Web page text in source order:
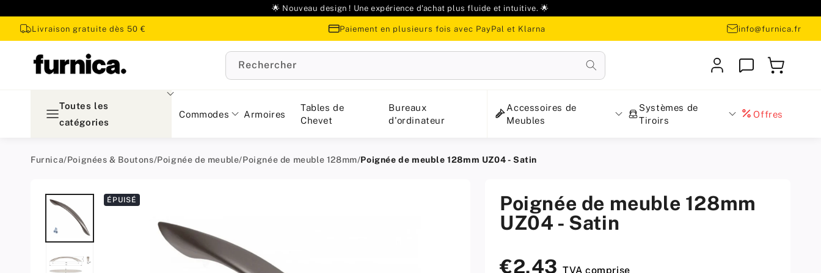
🌟 Nouveau design ! Une expérience d'achat plus fluide et intuitive. 🌟
Livraison gratuite dès 50 € Paiement en plusieurs fois avec PayPal et Klarna info@furnica.fr
Rechercher
connecter
Panier
Toutes les
catégories
Commodes Armoires
Tables de
Chevet
Bureaux
d'ordinateur
Accessoires de
Meubles
Systèmes de
Tiroirs
Offres
Furnica/Poignées & Boutons/Poignée de meuble/Poignée de meuble 128mm/Poignée de meuble 128mm UZ04 - Satin
ÉPUISÉ
Passer aux
informations
Poignée de meuble 128mm
UZ04 - Satin
Prix
€2,43 TVA comprise